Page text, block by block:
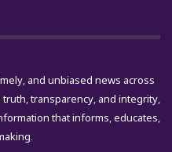
and unbiased news across
transparency, and integrity,
that informs, educates,